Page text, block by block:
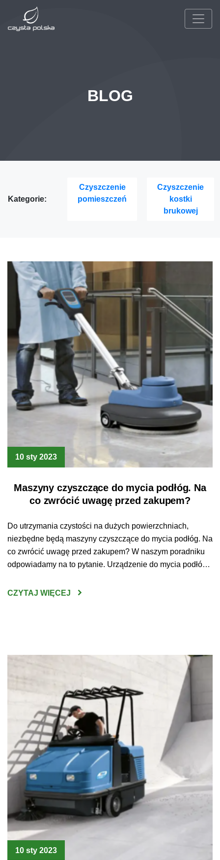
BLOG
Kategorie:
Czyszczenie
pomieszczeń
Czyszczenie
kostki
brukowej
10 sty 2023
Maszyny czyszczące do mycia podłóg. Na
co zwrócić uwagę przed zakupem?
Do utrzymania czystości na dużych powierzchniach,
niezbędne będą maszyny czyszczące do mycia podłóg. Na
co zwrócić uwagę przed zakupem? W naszym poradniku
odpowiadamy na to pytanie. Urządzenie do mycia podłóg
wielkopowierzchniowych przestrzeni bez użycia do tego
CZYTAJ WIĘCEJ
10 sty 2023